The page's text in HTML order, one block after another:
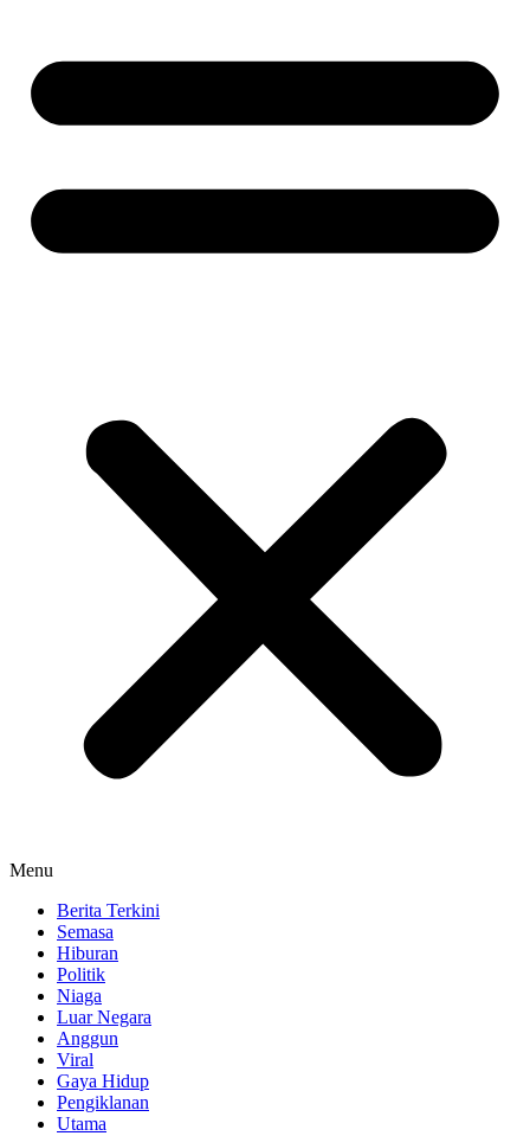
Menu
Berita Terkini
Semasa
Hiburan
Politik
Niaga
Luar Negara
Anggun
Viral
Gaya Hidup
Pengiklanan
Utama